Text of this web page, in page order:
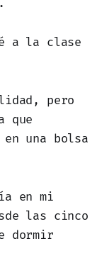
a la clase
pero
que
una bolsa
en mi
las cinco
dormir